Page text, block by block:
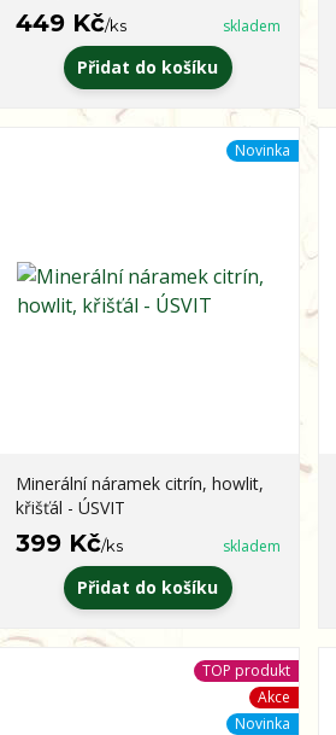
449 Kč/ks skladem
Přidat do košíku
Novinka
Minerální náramek citrín, howlit,
křišťál - ÚSVIT
399 Kč/ks skladem
Přidat do košíku
TOP produkt
Akce
Novinka